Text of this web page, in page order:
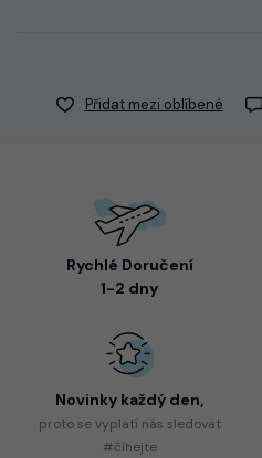
Přidat mezi oblíbené
Rychlé Doručení
1-2 dny
Novinky každý den,
protose vyplatí nás sledovat
#číhejte